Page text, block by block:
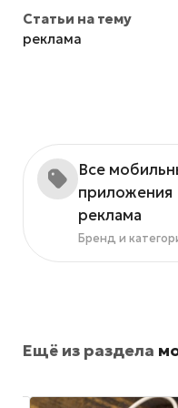
Статьи на тему
реклама
Все
приложения
реклама
Бренд и
Ещё из раздела